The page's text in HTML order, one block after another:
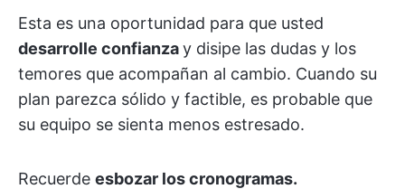
Esta es una oportunidad para que usted
desarrolle confianzay disipe las dudas y los
temores que acompañan al cambio. Cuando su
plan parezca sólido y factible, es probable que
su equipo se sienta menos estresado.
Recuerde esbozar los cronogramas.